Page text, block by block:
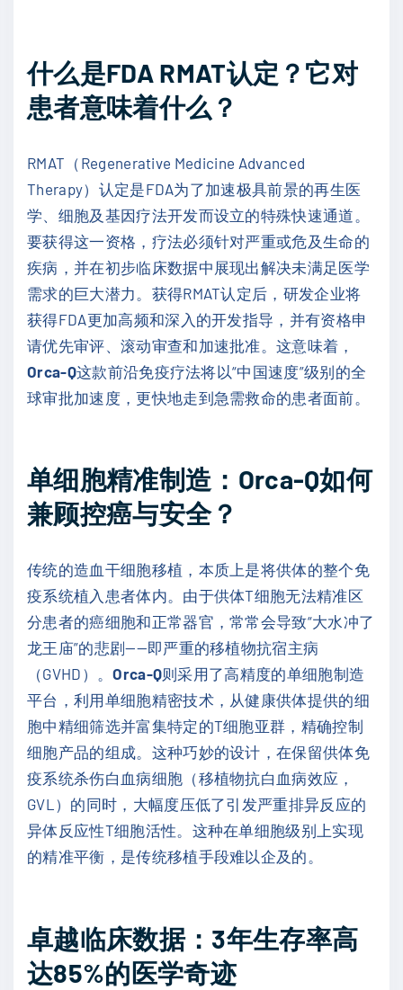
什么是FDA RMAT认定？它对
患者意味着什么？
RMAT（Regenerative Medicine Advanced
Therapy）认定是FDA为了加速极具前景的再生医
学、细胞及基因疗法开发而设立的特殊快速通道。
要获得这一资格，疗法必须针对严重或危及生命的
疾病，并在初步临床数据中展现出解决未满足医学
需求的巨大潜力。获得RMAT认定后，研发企业将
获得FDA更加高频和深入的开发指导，并有资格申
请优先审评、滚动审查和加速批准。这意味着，
Orca-Q这款前沿免疫疗法将以“中国速度”级别的全
球审批加速度，更快地走到急需救命的患者面前。
单细胞精准制造：Orca-Q如何
兼顾控癌与安全？
传统的造血干细胞移植，本质上是将供体的整个免
疫系统植入患者体内。由于供体T细胞无法精准区
分患者的癌细胞和正常器官，常常会导致“大水冲了
龙王庙”的悲剧——即严重的移植物抗宿主病
（GVHD）。Orca-Q则采用了高精度的单细胞制造
平台，利用单细胞精密技术，从健康供体提供的细
胞中精细筛选并富集特定的T细胞亚群，精确控制
细胞产品的组成。这种巧妙的设计，在保留供体免
疫系统杀伤白血病细胞（移植物抗白血病效应，
GVL）的同时，大幅度压低了引发严重排异反应的
异体反应性T细胞活性。这种在单细胞级别上实现
的精准平衡，是传统移植手段难以企及的。
卓越临床数据：3年生存率高
达85%的医学奇迹